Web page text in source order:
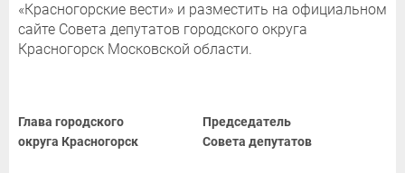
«Красногорские вести» и разместить на официальном
сайте Совета депутатов городского округа
Красногорск Московской области.
Глава городского
округа Красногорск
Председатель
Совета депутатов